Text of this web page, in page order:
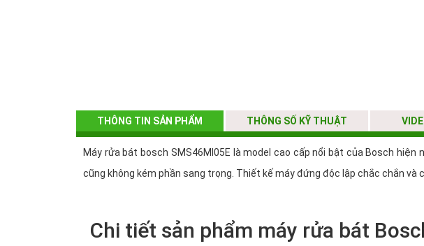
THÔNG TIN SẢN PHẨM THÔNG SỐ KỸ THUẬT
Máy rửa bát bosch SMS46MI05E là model cao cấp nổi bật của Bosch
cũng không kém phần sang trọng. Thiết kế máy đứng độc lập chắc chắn và
Chi tiết sản phẩm máy rửa bát